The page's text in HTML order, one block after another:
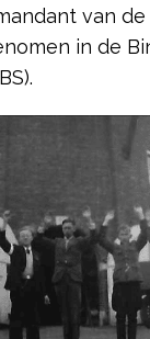
van
in de